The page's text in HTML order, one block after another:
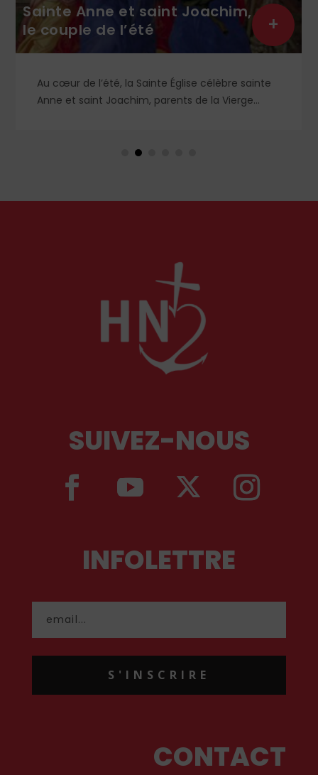
Sainte Anne et saint Joachim,
le couple de l’été
Au cœur de l’été, la Sainte Église célèbre sainte
Anne et saint Joachim, parents de la Vierge
en Orient qu’en Occident, célèbre par sa piété
+
SUIVEZ-NOUS
INFOLETTRE
S'INSCRIRE
CONTACT